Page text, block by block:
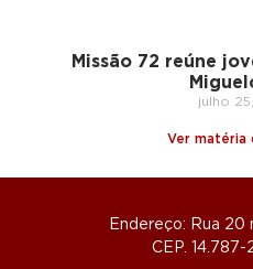
Missão 72 reúne
julho
Ver matéria
Endereço: Rua 20
CEP.